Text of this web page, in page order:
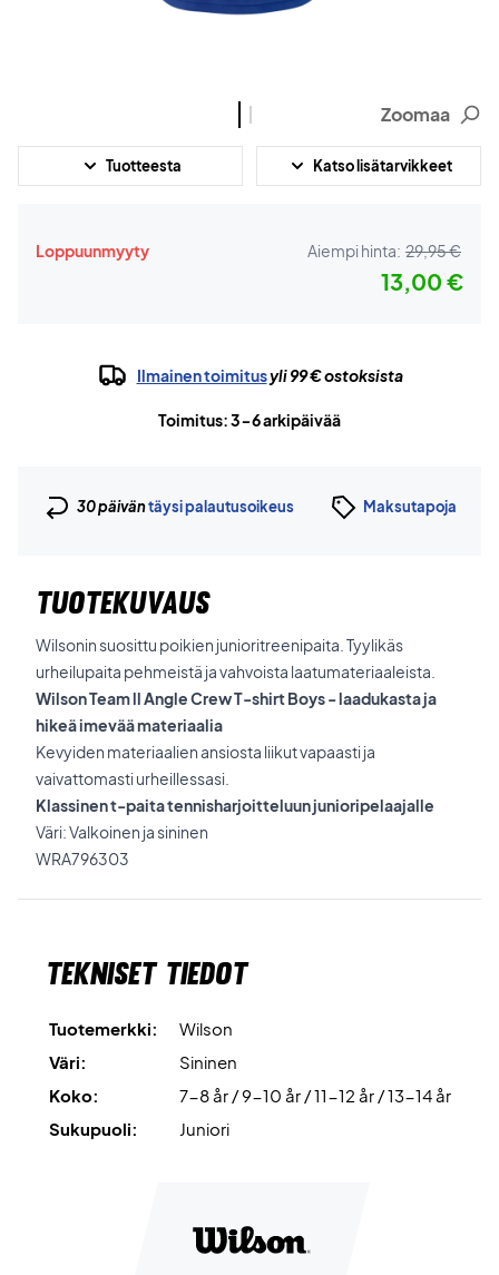
Zoomaa
Tuotteesta Katso lisätarvikkeet
Loppuunmyyty Aiempi hinta: 29,95 €
13,00 €
Ilmainen toimitusyli 99 € ostoksista
Toimitus: 3-6 arkipäivää
30 päiväntäysi palautusoikeus Maksutapoja
TUOTEKUVAUS
Wilsonin suosittu poikien junioritreenipaita. Tyylikäs
urheilupaita pehmeistä ja vahvoista laatumateriaaleista.
Wilson Team ll Angle Crew T-shirt Boys - laadukasta ja
hikeä imevää materiaalia
Kevyiden materiaalien ansiosta liikut vapaasti ja
vaivattomasti urheillessasi.
Klassinen t-paita tennisharjoitteluun junioripelaajalle
Väri: Valkoinen ja sininen
WRA796303
Tekniset tiedot
Tuotemerkki:
Wilson
Väri:
Sininen
Koko:
7-8 år / 9-10 år / 11-12 år / 13-14 år
Sukupuoli:
Juniori